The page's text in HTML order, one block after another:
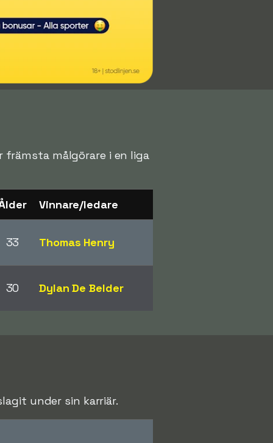
målgörare i en liga
Vinnare/ledare
33 Thomas Henry
30 Dylan De Belder
under sin karriär.